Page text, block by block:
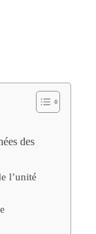
des
l’unité